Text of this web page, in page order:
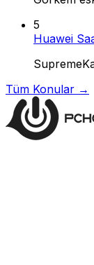
5
Huawei
Tüm Konular →